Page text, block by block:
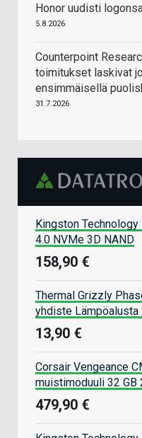
Honor uudisti
5.8.2026
Counterpoint
toimitukset laskivat
ensimmäisellä
31.7.2026
Kingston
4.0 NVMe 3D NAND
158,90 €
Thermal Grizzly
yhdiste Lämpöalusta
13,90 €
Corsair Vengeance
muistimoduuli 32 GB
479,90 €